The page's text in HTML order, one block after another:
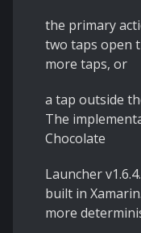
the primary
two taps open
more taps, or
a tap outside
The
Chocolate
Launcher
built in
more